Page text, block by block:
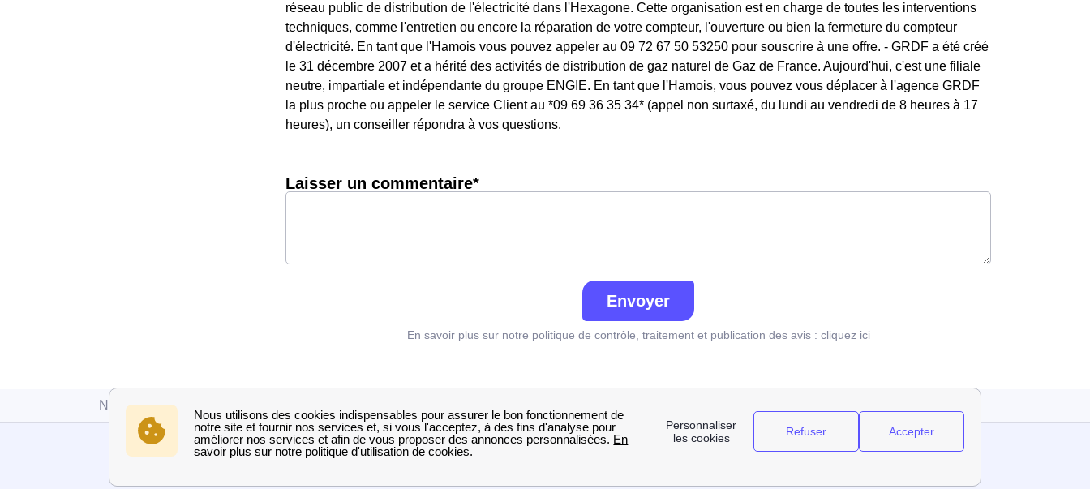
réseau public de distribution de l'électricité dans l'Hexagone. Cette organisation est en charge de toutes les interventions
techniques, comme l'entretien ou encore la réparation de votre compteur, l'ouverture ou bien la fermeture du compteur
d'électricité. En tant que l'Hamois vous pouvez appeler au 09 72 67 50 53250 pour souscrire à une offre. - GRDF a été créé
le 31 décembre 2007 et a hérité des activités de distribution de gaz naturel de Gaz de France. Aujourd'hui, c'est une filiale
neutre, impartiale et indépendante du groupe ENGIE. En tant que l'Hamois, vous pouvez vous déplacer à l'agence GRDF
la plus proche ou appeler le service Client au *09 69 36 35 34* (appel non surtaxé, du lundi au vendredi de 8 heures à 17
heures), un conseiller répondra à vos questions.
Laisser un commentaire*
Envoyer
En savoir plus sur notre politique de contrôle, traitement et publication des avis : cliquez ici
Numéro Edf